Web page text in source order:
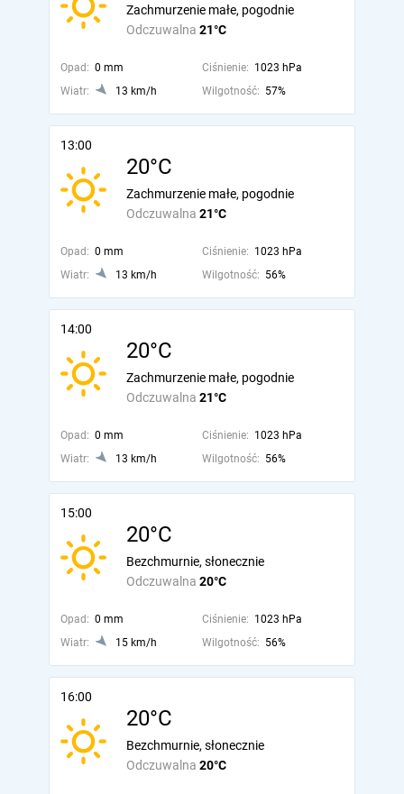
Odczuwalna 21°C
Zachmurzenie małe, pogodnie
Opad: 0 mm Ciśnienie: 1023 hPa
Wiatr:
13 km/h Wilgotność: 57%
13:00
20°C
Odczuwalna 21°C
Zachmurzenie małe, pogodnie
Opad: 0 mm Ciśnienie: 1023 hPa
Wiatr:
13 km/h Wilgotność: 56%
14:00
20°C
Odczuwalna 21°C
Zachmurzenie małe, pogodnie
Opad: 0 mm Ciśnienie: 1023 hPa
Wiatr:
13 km/h Wilgotność: 56%
15:00
20°C
Odczuwalna 20°C
Bezchmurnie, słonecznie
Opad: 0 mm Ciśnienie: 1023 hPa
Wiatr:
15 km/h Wilgotność: 56%
16:00
20°C
Odczuwalna 20°C
Bezchmurnie, słonecznie